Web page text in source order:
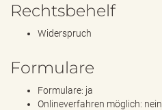
Rechtsbehelf
Widerspruch
Formulare
Formulare: ja
Onlineverfahren möglich: nein